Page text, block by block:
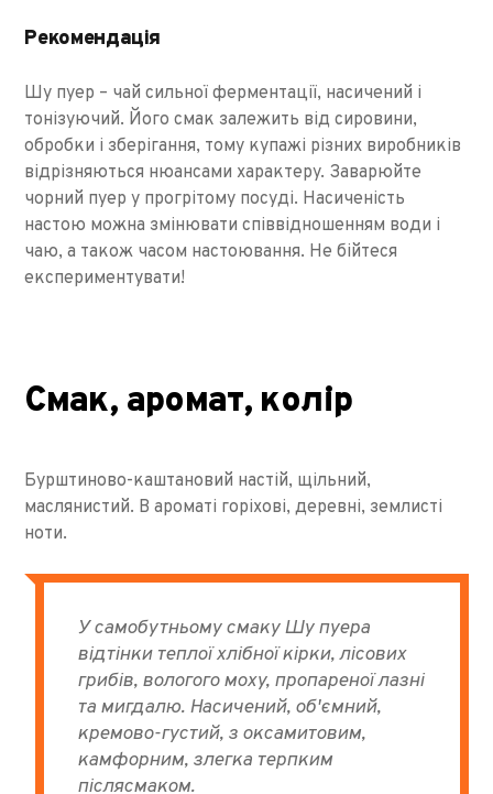
Рекомендація
Шу пуер – чай сильної ферментації, насичений і
тонізуючий. Його смак залежить від сировини,
обробки і зберігання, тому купажі різних виробників
відрізняються нюансами характеру. Заварюйте
чорний пуер у прогрітому посуді. Насиченість
настою можна змінювати співвідношенням води і
чаю, а також часом настоювання. Не бійтеся
експериментувати!
Смак, аромат, колір
Бурштиново-каштановий настій, щільний,
маслянистий. В ароматі горіхові, деревні, землисті
ноти.
У самобутньому смаку Шу пуера
відтінки теплої хлібної кірки, лісових
грибів, вологого моху, пропареної лазні
та мигдалю. Насичений, об'ємний,
кремово-густий, з оксамитовим,
камфорним, злегка терпким
післясмаком.